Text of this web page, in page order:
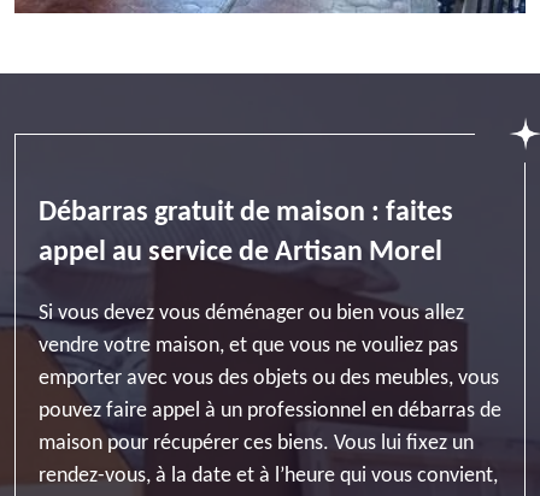
Débarras gratuit de maison : faites
appel au service de Artisan Morel
Si vous devez vous déménager ou bien vous allez
vendre votre maison, et que vous ne vouliez pas
emporter avec vous des objets ou des meubles, vous
pouvez faire appel à un professionnel en débarras de
maison pour récupérer ces biens. Vous lui fixez un
rendez-vous, à la date et à l’heure qui vous convient,